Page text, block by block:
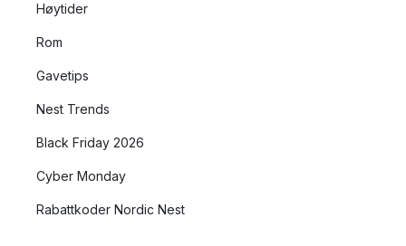
Høytider
Rom
Gavetips
Nest Trends
Black Friday 2026
Cyber Monday
Rabattkoder Nordic Nest